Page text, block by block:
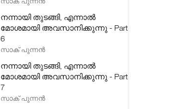
നന്നായി തുടങ്ങി, എന്നാൽ
മോശമായി അവസാനിക്കുന്നു - Part
6
സാക് പുന്നൻ
നന്നായി തുടങ്ങി, എന്നാൽ
മോശമായി അവസാനിക്കുന്നു - Part
7
സാക് പുന്നൻ